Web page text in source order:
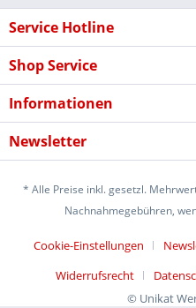
Service Hotline
Shop Service
Informationen
Newsletter
* Alle Preise inkl. gesetzl.
Nachnahmegebühren,
Cookie-Einstellungen
Widerrufsrecht
© Unikat